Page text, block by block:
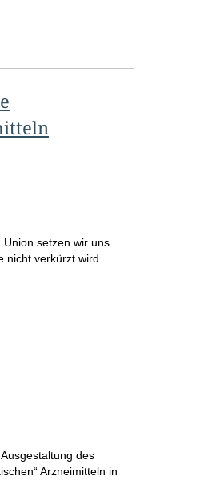
setzen wir uns
verkürzt wird.
des
Arzneimitteln in